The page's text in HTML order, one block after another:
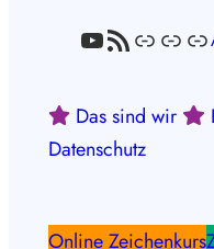
YouTube
RSS-FeedLinkLink
Das sind wir
Datenschutz
Online Zeichenkurs